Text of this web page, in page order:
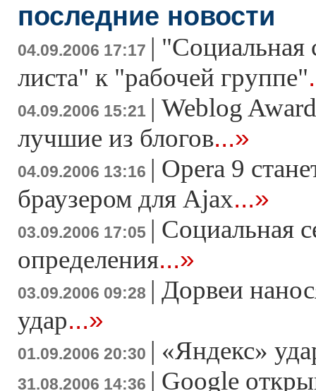
последние новости
04.09.2006 17:17 | "Социальная
листа" к "рабочей группе"
04.09.2006 15:21 | Weblog
лучшие из блогов...»
04.09.2006 13:16 | Opera 9
браузером для Ajax...»
03.09.2006 17:05 | Социальная
определения...»
03.09.2006 09:28 | Дорвеи
удар...»
01.09.2006 20:30 | «Яндекс»
31.08.2006 14:36 | Google